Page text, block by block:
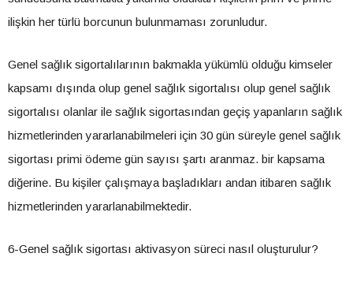
ilişkin her türlü borcunun bulunmaması zorunludur.
Genel sağlık sigortalılarının bakmakla yükümlü olduğu kimseler
kapsamı dışında olup genel sağlık sigortalısı olup genel sağlık
sigortalısı olanlar ile sağlık sigortasından geçiş yapanların sağlık
hizmetlerinden yararlanabilmeleri için 30 gün süreyle genel sağlık
sigortası primi ödeme gün sayısı şartı aranmaz. bir kapsama
diğerine. Bu kişiler çalışmaya başladıkları andan itibaren sağlık
hizmetlerinden yararlanabilmektedir.
6-Genel sağlık sigortası aktivasyon süreci nasıl oluşturulur?